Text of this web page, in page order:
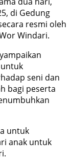
di Gedung
resmi oleh
Windari.
seni dan
bagi peserta
untuk
anak untuk